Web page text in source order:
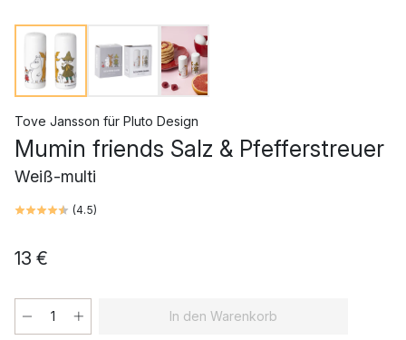
Tove Jansson für Pluto Design
Mumin friends Salz & Pfefferstreuer
Weiß-multi
(4.5)
13 €
In den Warenkorb